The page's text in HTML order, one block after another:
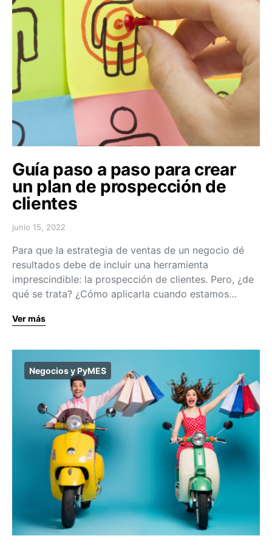
Guía paso a paso para crear
un plan de prospección de
clientes
junio 15, 2022
Para que la estrategia de ventas de un negocio dé
resultados debe de incluir una herramienta
imprescindible: la prospección de clientes. Pero, ¿de
qué se trata? ¿Cómo aplicarla cuando estamos…
Ver más
Negocios y PyMES